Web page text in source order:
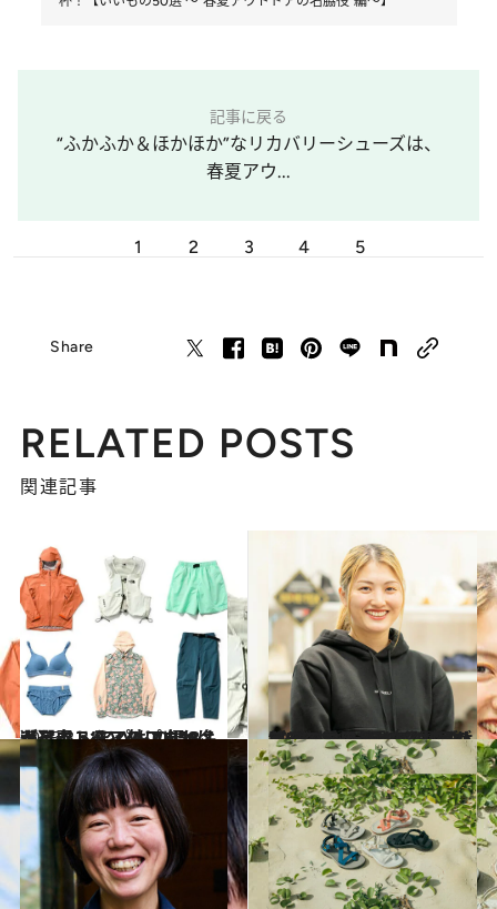
記事に戻る
“ふかふか＆ほかほか”なリカバリーシューズは、
春夏アウ...
1 2 3 4 5
Share
RELATED POSTS
関連記事
2025.3.31
【アウトドアのプロ18名が選ぶ、“いいもの”50選】春こそ、外に出かけよう！ ～アパレル編～
ライフスタイル 2025.2.28
“必ず1つは持っておきたい”アウトドアの必需品が勢ぞろい！ “履き心地がよすぎる”シューズで人気のブランド・メレルのスタッフの愛用品は？
ライフスタイル